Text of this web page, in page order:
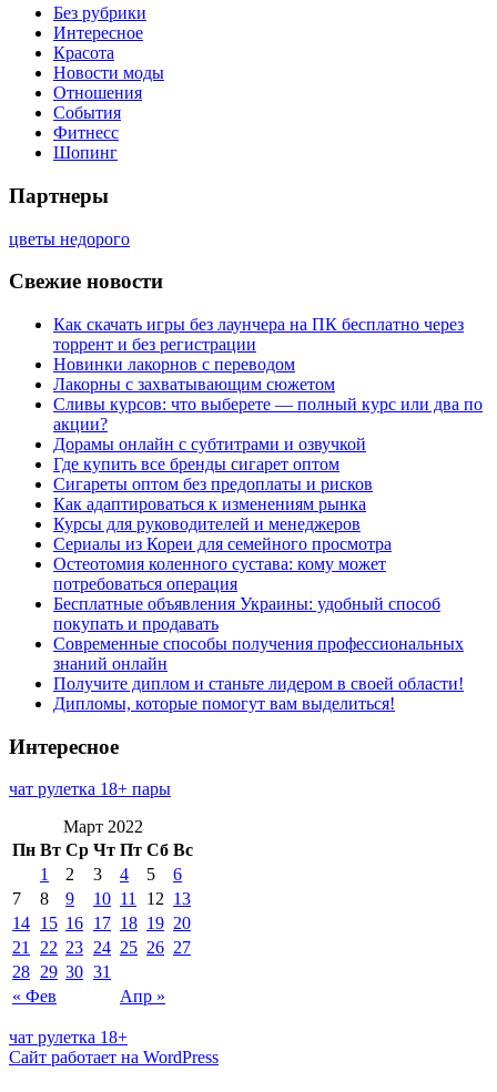
Без рубрики
Интересное
Красота
Новости моды
Отношения
События
Фитнесс
Шопинг
Партнеры
цветы недорого
Свежие новости
Как скачать игры без лаунчера на ПК бесплатно через
торрент и без регистрации
Новинки лакорнов с переводом
Лакорны с захватывающим сюжетом
Сливы курсов: что выберете — полный курс или два по
акции?
Дорамы онлайн с субтитрами и озвучкой
Где купить все бренды сигарет оптом
Сигареты оптом без предоплаты и рисков
Как адаптироваться к изменениям рынка
Курсы для руководителей и менеджеров
Сериалы из Кореи для семейного просмотра
Остеотомия коленного сустава: кому может
потребоваться операция
Бесплатные объявления Украины: удобный способ
покупать и продавать
Современные способы получения профессиональных
знаний онлайн
Получите диплом и станьте лидером в своей области!
Дипломы, которые помогут вам выделиться!
Интересное
чат рулетка 18+ пары
Март 2022
Пн Вт Ср Чт Пт Сб Вс
« Фев Апр »
1 2 3 4 5
6
7
8 9 10 11 12 13
14 15 16 17 18 19 20
21 22 23 24 25 26 27
28 29 30 31
чат рулетка 18+
Сайт работает на WordPress